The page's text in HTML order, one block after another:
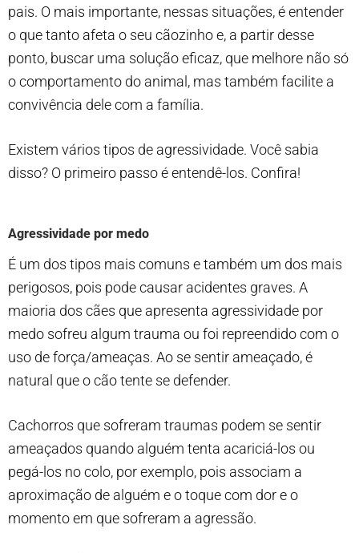
pais. O mais importante, nessas situações, é entender
o que tanto afeta o seu cãozinho e, a partir desse
ponto, buscar uma solução eficaz, que melhore não só
o comportamento do animal, mas também facilite a
convivência dele com a família.
Existem vários tipos de agressividade. Você sabia
disso? O primeiro passo é entendê-los. Confira!
Agressividade por medo
É um dos tipos mais comuns e também um dos mais
perigosos, pois pode causar acidentes graves. A
maioria dos cães que apresenta agressividade por
medo sofreu algum trauma ou foi repreendido com o
uso de força/ameaças. Ao se sentir ameaçado, é
natural que o cão tente se defender.
Cachorros que sofreram traumas podem se sentir
ameaçados quando alguém tenta acariciá-los ou
pegá-los no colo, por exemplo, pois associam a
aproximação de alguém e o toque com dor e o
momento em que sofreram a agressão.